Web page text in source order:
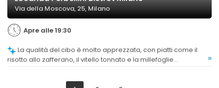
Via della Moscova, 25, Milano
Apre alle 19:30
risotto allo zafferano, il vitello tonnato e la millefoglie
»